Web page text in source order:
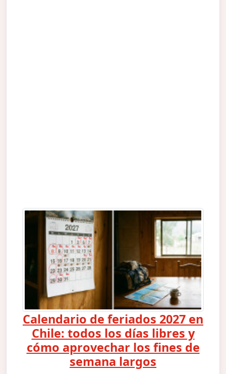
Calendario de feriados 2027 en
Chile: todos los días libres y
cómo aprovechar los fines de
semana largos